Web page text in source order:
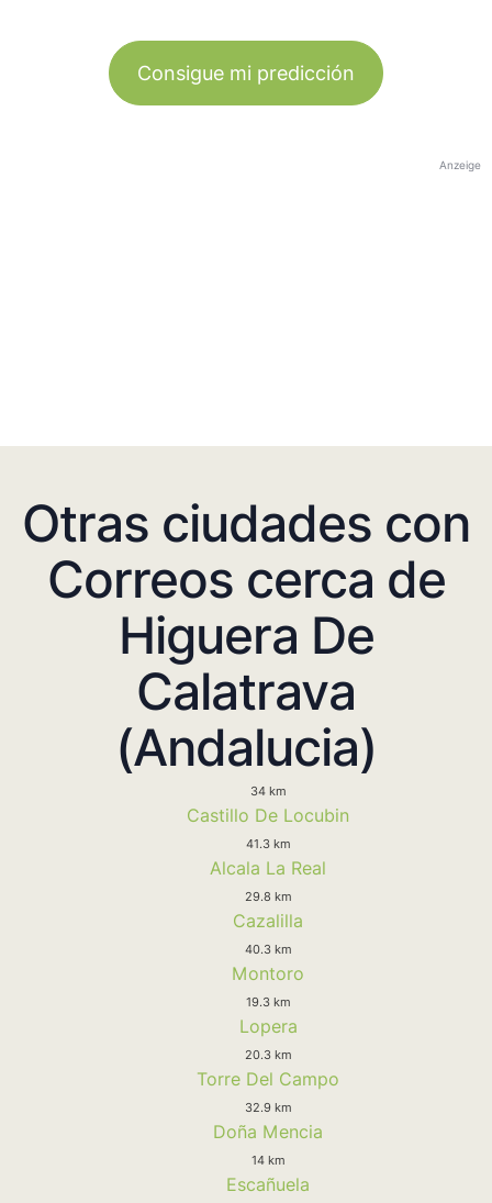
Consigue mi predicción
Anzeige
Otras ciudades con
Correos cerca de
Higuera De
Calatrava
(Andalucia)
34 km
Castillo De Locubin
41.3 km
Alcala La Real
29.8 km
Cazalilla
40.3 km
Montoro
19.3 km
Lopera
20.3 km
Torre Del Campo
32.9 km
Doña Mencia
14 km
Escañuela